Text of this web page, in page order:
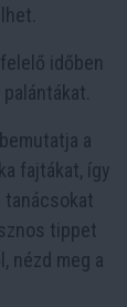
időben
a
fajtákat, így
tanácsokat
tippet
nézd meg a